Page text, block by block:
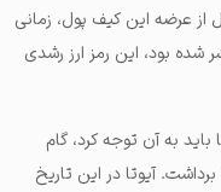
آن را کاهش داد. اما ۳ روز قبل از عرضه این کیف پول، زمانی
شده بود، این رمز ارز رشدی
باید به آن توجه کرد، گام
مهمی بود که بنیاد آیوتا در تاریخ ۲۹ می ۲۰۱۹ برداشت. آیوتا در این تاریخ